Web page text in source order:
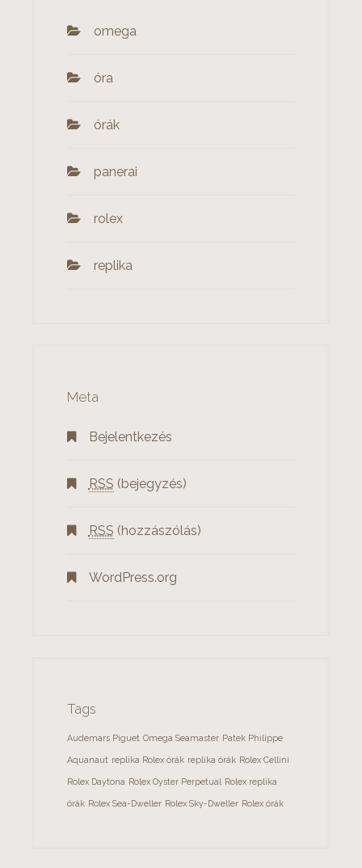
omega
óra
órák
panerai
rolex
‎replika
Meta
Bejelentkezés
RSS (bejegyzés)
RSS (hozzászólás)
WordPress.org
Tags
Audemars Piguet Omega Seamaster Patek Philippe
Aquanaut replika Rolex órák replika órák Rolex Cellini
Rolex Daytona Rolex Oyster Perpetual Rolex replika
órák Rolex Sea-Dweller Rolex Sky-Dweller Rolex órák